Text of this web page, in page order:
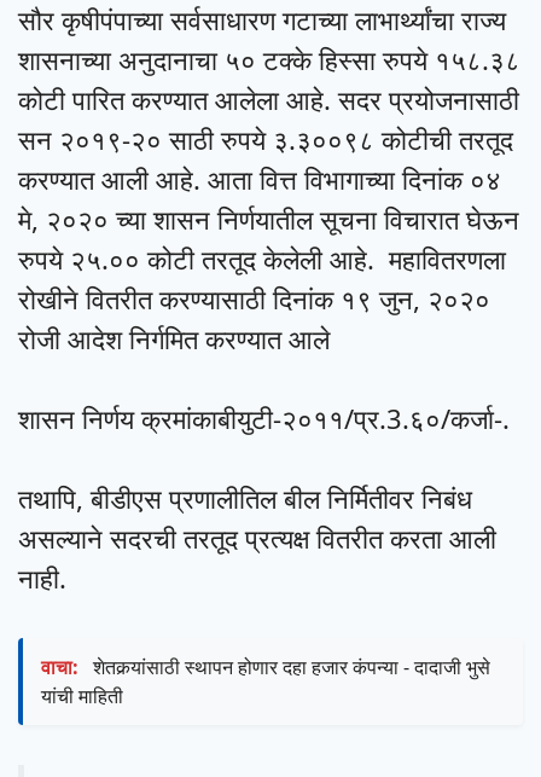
सौर कृषीपंपाच्या सर्वसाधारण गटाच्या लाभार्थ्यांचा राज्य
शासनाच्या अनुदानाचा ५० टक्के हिस्सा रुपये १५८.३८
कोटी पारित करण्यात आलेला आहे. सदर प्रयोजनासाठी
सन २०१९-२० साठी रुपये ३.३००९८ कोटीची तरतूद
करण्यात आली आहे. आता वित्त विभागाच्या दिनांक ०४
मे, २०२० च्या शासन निर्णयातील सूचना विचारात घेऊन
रुपये २५.०० कोटी तरतूद केलेली आहे.महावितरणला
रोखीने वितरीत करण्यासाठी दिनांक १९ जुन, २०२०
रोजी आदेश निर्गमित करण्यात आले
शासन निर्णय क्रमांकाबीयुटी-२०११/प्र.3.६०/कर्जा-.
तथापि, बीडीएस प्रणालीतिल बील निर्मितीवर निबंध
असल्याने सदरची तरतूद प्रत्यक्ष वितरीत करता आली
नाही.
वाचा: शेतकर्‍यांसाठी स्थापन होणार दहा हजार कंपन्या - दादाजी भुसे
यांची माहिती